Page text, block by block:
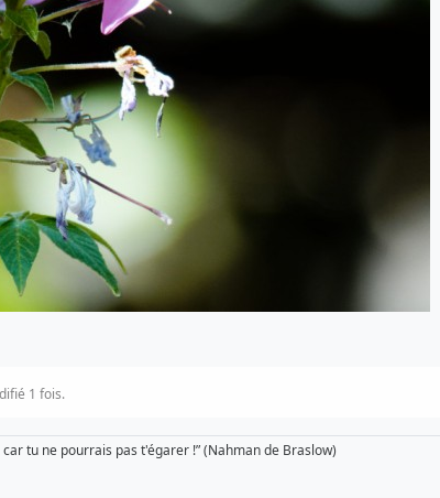
1 fois.
tu ne pourrais pas t'égarer !” (Nahman de Braslow)